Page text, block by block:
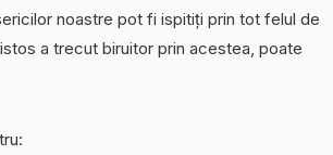
noastre pot fi ispitiți prin tot felul de
a trecut biruitor prin acestea, poate